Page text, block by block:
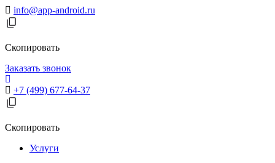
info@app-android.ru
Скопировать
Заказать звонок
+7 (499) 677-64-37
Скопировать
Услуги